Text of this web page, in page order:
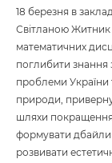
18 березня в
Світланою Житник
математичних
поглибити знання
проблеми України
природи,
шляхи
формувати
розвивати